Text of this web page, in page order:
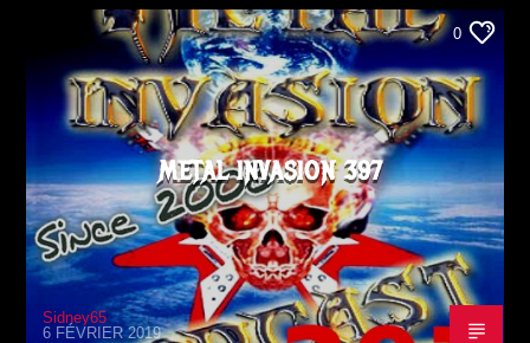
0
METAL INVASION 397
Sidney65
6 FÉVRIER 2019